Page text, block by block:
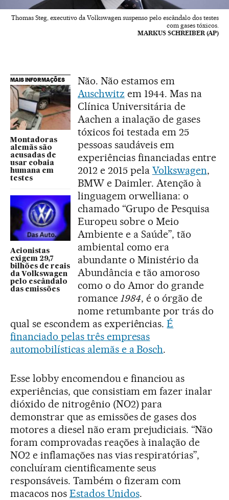
Thomas Steg, executivo da Volkswagen suspenso pelo escândalo dos testes
com gases tóxicos.
MARKUS SCHREIBER (AP)
MAIS INFORMAÇÕES
Montadoras
alemãs são
acusadas de
usar cobaia
humana em
testes
Acionistas
exigem 29,7
bilhões de reais
da Volkswagen
pelo escândalo
das emissões
Não. Não estamos em
Auschwitz em 1944. Mas na
Clínica Universitária de
Aachen a inalação de gases
tóxicos foi testada em 25
pessoas saudáveis em
experiências financiadas entre
2012 e 2015 pela Volkswagen,
BMW e Daimler. Atenção à
linguagem orwelliana: o
chamado “Grupo de Pesquisa
Europeu sobre o Meio
Ambiente e a Saúde”, tão
ambiental como era
abundante o Ministério da
Abundância e tão amoroso
como o do Amor do grande
romance 1984, é o órgão de
nome retumbante por trás do
qual se escondem as experiências.É
financiado pelas três empresas
automobilísticas alemãs e a Bosch.
Esse lobby encomendou e financiou as
experiências, que consistiam em fazer inalar
dióxido de nitrogênio (NO2) para
demonstrar que as emissões de gases dos
motores a diesel não eram prejudiciais. “Não
foram comprovadas reações à inalação de
NO2 e inflamações nas vias respiratórias”,
concluíram cientificamente seus
responsáveis. Também o fizeram com
macacos nos Estados Unidos.